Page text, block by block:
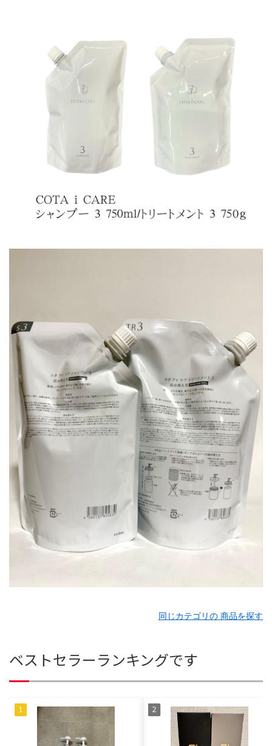
同じカテゴリの 商品を探す
ベストセラーランキングです